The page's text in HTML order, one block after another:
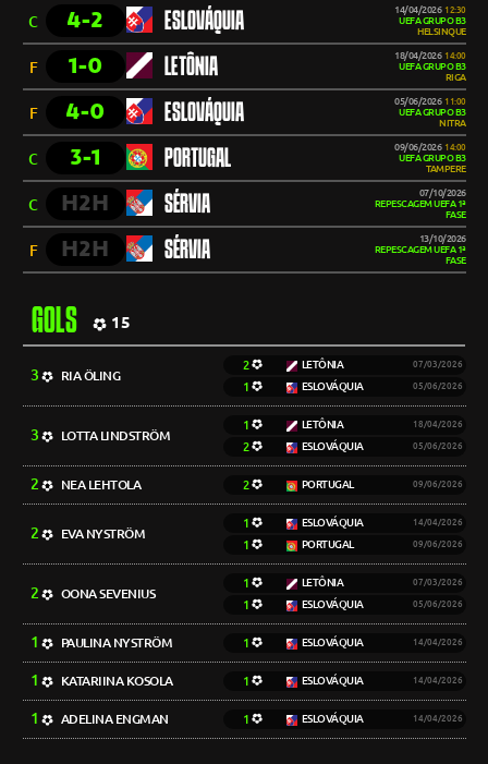
C 4-2 ESLOVÁQUIA 14/04/2026 12:30
UEFA GRUPO B3
HELSINQUE
F 1-0 LETÔNIA 18/04/2026 14:00
UEFA GRUPO B3
RIGA
F 4-0 ESLOVÁQUIA 05/06/2026 11:00
UEFA GRUPO B3
NITRA
C 3-1 PORTUGAL 09/06/2026 14:00
UEFA GRUPO B3
TAMPERE
C H2H SÉRVIA
07/10/2026
REPESCAGEM UEFA 1ª
FASE
F H2H SÉRVIA
13/10/2026
REPESCAGEM UEFA 1ª
FASE
GOLS 15
3 RIA ÖLING
2 LETÔNIA 07/03/2026
1 ESLOVÁQUIA 05/06/2026
3 LOTTA LINDSTRÖM
1 LETÔNIA 18/04/2026
2 ESLOVÁQUIA 05/06/2026
2 NEA LEHTOLA 2 PORTUGAL 09/06/2026
2 EVA NYSTRÖM
1 ESLOVÁQUIA 14/04/2026
1 PORTUGAL 09/06/2026
2 OONA SEVENIUS
1 LETÔNIA 07/03/2026
1 ESLOVÁQUIA 05/06/2026
1 PAULINA NYSTRÖM 1 ESLOVÁQUIA 14/04/2026
1 KATARIINA KOSOLA 1 ESLOVÁQUIA 14/04/2026
1 ADELINA ENGMAN 1 ESLOVÁQUIA 14/04/2026